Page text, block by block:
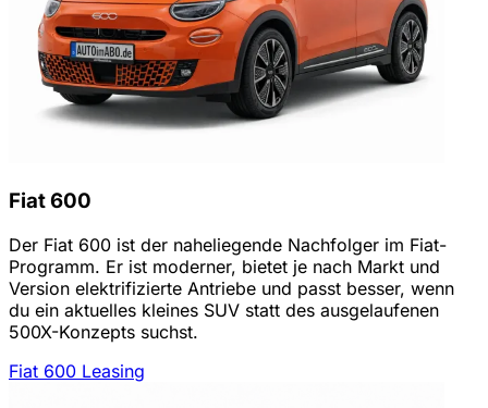
Fiat 600
Der Fiat 600 ist der naheliegende Nachfolger im Fiat-
Programm. Er ist moderner, bietet je nach Markt und
Version elektrifizierte Antriebe und passt besser, wenn
du ein aktuelles kleines SUV statt des ausgelaufenen
500X-Konzepts suchst.
Fiat 600 Leasing